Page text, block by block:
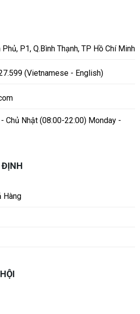
P1, Q.Bình Thạnh, TP Hồ Chí Minh
(Vietnamese - English)
Chủ Nhật (08:00-22:00) Monday -
ĐỊNH
Hàng